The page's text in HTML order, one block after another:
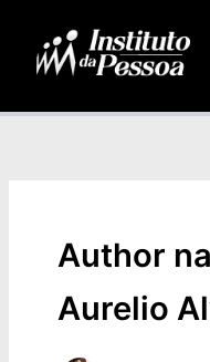
Author
Aurelio